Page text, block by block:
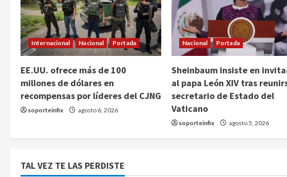
Internacional Nacional Portada
EE.UU. ofrece más de 100
millones de dólares en
recompensas por líderes del CJNG
soporteinfix agosto 6, 2026
Nacional Portada
Sheinbaum insiste en
al papa León XIV tras
secretario de Estado del
Vaticano
soporteinfix agosto 5, 2026
TAL VEZ TE LAS PERDISTE